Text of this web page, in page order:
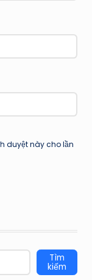
duyệt này cho lần
Tìm
kiếm